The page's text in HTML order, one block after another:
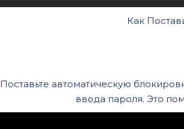
Как
Поставьте автоматическую
ввода пароля. Это